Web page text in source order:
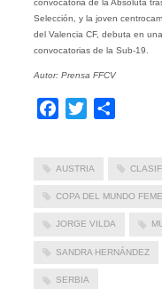
convocatoria de la Absoluta
Selección, y la joven
del Valencia CF, debuta en
convocatorias de la Sub-19.
Autor: Prensa FFCV
Facebook
Twitter
AUSTRIA
COPA DEL MUNDO
JORGE VILDA
SANDRA HERNÁNDEZ
SERBIA